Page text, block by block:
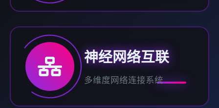
神经网络互联
多维度网络连接系统